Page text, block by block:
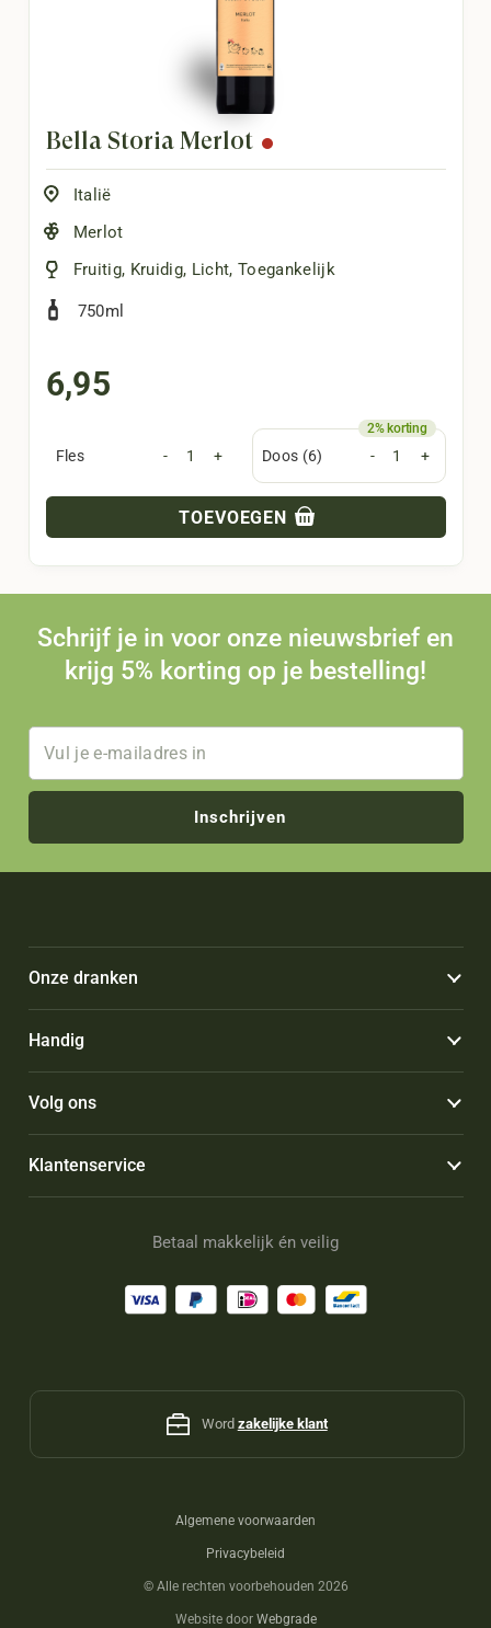
Bella Storia Merlot
Italië
Merlot
Fruitig, Kruidig, Licht,Toegankelijk
750ml
6,95
Fles - + Doos (6) - +
TOEVOEGEN
Schrijf je in voor onze nieuwsbrief en
krijg 5% korting op je bestelling!
Inschrijven
Onze dranken
Handig
Volg ons
Klantenservice
Betaal makkelijk én veilig
Word zakelijke klant
Algemene voorwaarden
Privacybeleid
© Alle rechten voorbehouden 2026
Website door Webgrade